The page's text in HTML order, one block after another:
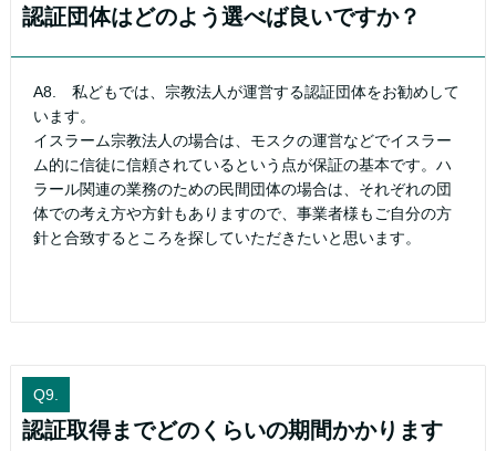
認証団体はどのよう選べば良いですか？
A8. 私どもでは、宗教法人が運営する認証団体をお勧めして
います。
イスラーム宗教法人の場合は、モスクの運営などでイスラー
ム的に信徒に信頼されているという点が保証の基本です。ハ
ラール関連の業務のための民間団体の場合は、それぞれの団
体での考え方や方針もありますので、事業者様もご自分の方
針と合致するところを探していただきたいと思います。
Q9.
認証取得までどのくらいの期間かかります